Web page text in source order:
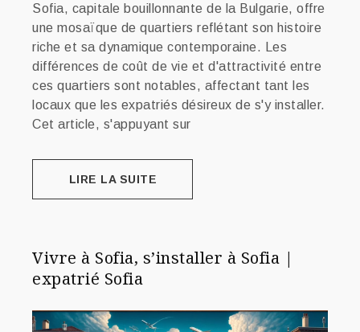
Sofia, capitale bouillonnante de la Bulgarie, offre
une mosaïque de quartiers reflétant son histoire
riche et sa dynamique contemporaine. Les
différences de coût de vie et d'attractivité entre
ces quartiers sont notables, affectant tant les
locaux que les expatriés désireux de s'y installer.
Cet article, s'appuyant sur
LIRE LA SUITE
Vivre à Sofia, s’installer à Sofia |
expatrié Sofia